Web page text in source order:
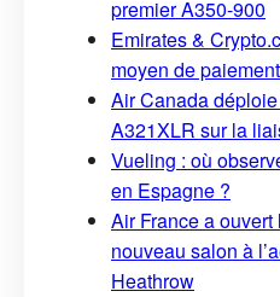
premier A350-900
Emirates &
moyen de
Air Canada
A321XLR sur la
Vueling : où
en Espagne ?
Air France a
nouveau salon à
Heathrow